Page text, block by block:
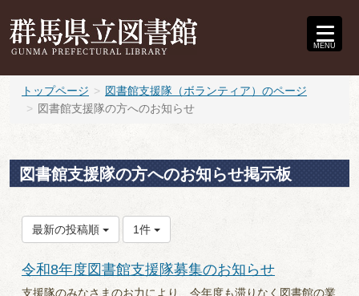
MENU
トップページ
図書館支援隊（ボランティア）のページ
図書館支援隊の方へのお知らせ
図書館支援隊の方へのお知らせ掲示板
最新の投稿順 1件
令和8年度図書館支援隊募集のお知らせ
支援隊のみなさまのお力により、今年度も滞りなく図書館の業